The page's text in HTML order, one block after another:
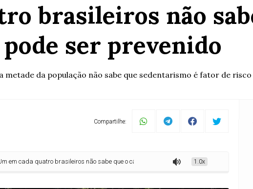
brasileiros não
pode ser prevenido
metade da população não sabe que sedentarismo é fator de risco
Compartilhe:
quatro brasileiros não sabe que o câncer pode ser prevenido 1.0x